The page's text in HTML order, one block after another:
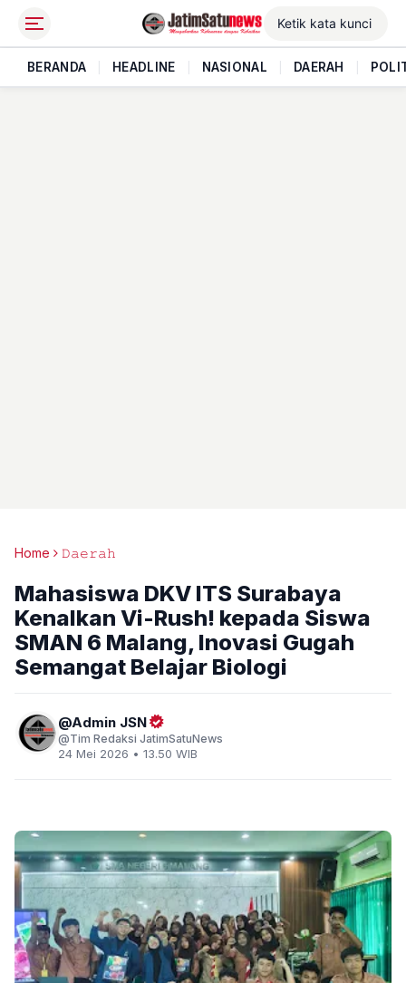
BERANDA HEADLINE NASIONAL DAERAH
Home 𝙳𝚊𝚎𝚛𝚊𝚑
Mahasiswa DKV ITS Surabaya
Kenalkan Vi-Rush! kepada Siswa
SMAN 6 Malang, Inovasi Gugah
Semangat Belajar Biologi
Admin JSN
Tim Redaksi JatimSatuNews
24 Mei 2026 • 13.50 WIB